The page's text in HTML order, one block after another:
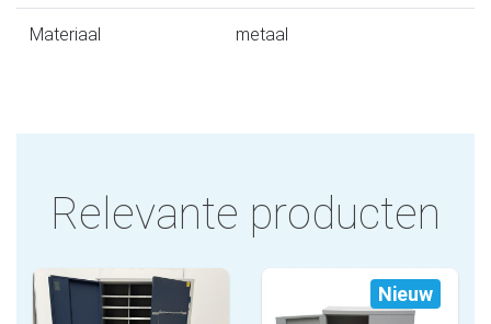
Materiaal metaal
Relevante producten
Nieuw